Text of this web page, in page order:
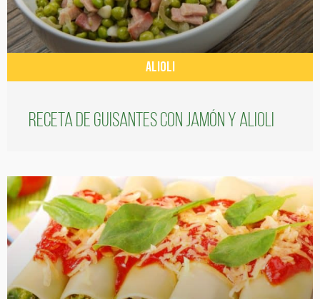
ALIOLI
Receta de guisantes con jamón y alioli